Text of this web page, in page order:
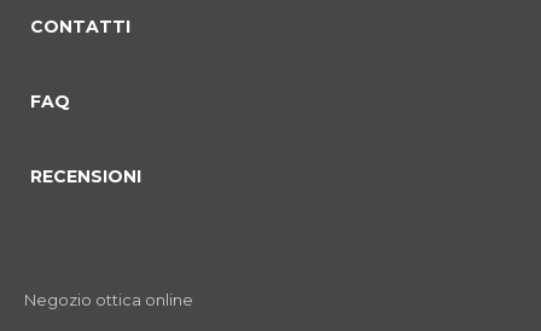
CONTATTI
FAQ
RECENSIONI
Negozio ottica online